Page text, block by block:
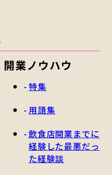
開業ノウハウ
特集
用語集
飲食店開業までに
経験した最悪だっ
た経験談